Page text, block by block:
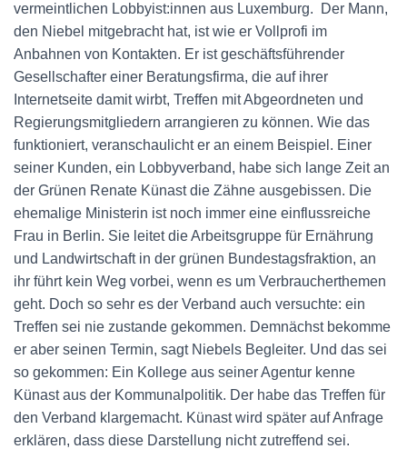
vermeintlichen Lobbyist:innen aus Luxemburg. Der Mann,
den Niebel mitgebracht hat, ist wie er Vollprofi im
Anbahnen von Kontakten. Er ist geschäftsführender
Gesellschafter einer Beratungsfirma, die auf ihrer
Internetseite damit wirbt, Treffen mit Abgeordneten und
Regierungsmitgliedern arrangieren zu können. Wie das
funktioniert, veranschaulicht er an einem Beispiel. Einer
seiner Kunden, ein Lobbyverband, habe sich lange Zeit an
der Grünen Renate Künast die Zähne ausgebissen. Die
ehemalige Ministerin ist noch immer eine einflussreiche
Frau in Berlin. Sie leitet die Arbeitsgruppe für Ernährung
und Landwirtschaft in der grünen Bundestagsfraktion, an
ihr führt kein Weg vorbei, wenn es um Verbraucherthemen
geht. Doch so sehr es der Verband auch versuchte: ein
Treffen sei nie zustande gekommen. Demnächst bekomme
er aber seinen Termin, sagt Niebels Begleiter. Und das sei
so gekommen: Ein Kollege aus seiner Agentur kenne
Künast aus der Kommunalpolitik. Der habe das Treffen für
den Verband klargemacht. Künast wird später auf Anfrage
erklären, dass diese Darstellung nicht zutreffend sei.